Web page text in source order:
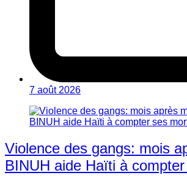
7 août 2026
Violence des gangs: mois
BINUH aide Haïti à